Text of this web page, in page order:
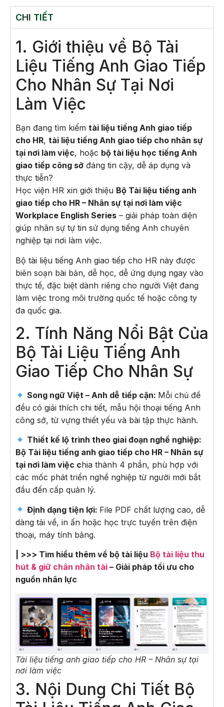
CHI TIẾT
1. Giới thiệu về Bộ Tài
Liệu Tiếng Anh Giao Tiếp
Cho Nhân Sự Tại Nơi
Làm Việc
Bạn đang tìm kiếm tài liệu tiếng Anh giao tiếp
cho HR, tài liệu tiếng Anh giao tiếp cho nhân sự
tại nơi làm việc, hoặc bộ tài liệu học tiếng Anh
giao tiếp công sở đáng tin cậy, dễ áp dụng và
thực tiễn?
Học viện HR xin giới thiệu Bộ Tài liệu tiếng anh
giao tiếp cho HR – Nhân sự tại nơi làm việc
Workplace English Series – giải pháp toàn diện
giúp nhân sự tự tin sử dụng tiếng Anh chuyên
nghiệp tại nơi làm việc.
Bộ tài liệu tiếng Anh giao tiếp cho HR này được
biên soạn bài bản, dễ học, dễ ứng dụng ngay vào
thực tế, đặc biệt dành riêng cho người Việt đang
làm việc trong môi trường quốc tế hoặc công ty
đa quốc gia.
2. Tính Năng Nổi Bật Của
Bộ Tài Liệu Tiếng Anh
Giao Tiếp Cho Nhân Sự
Song ngữ Việt – Anh dễ tiếp cận: Mỗi chủ đề
đều có giải thích chi tiết, mẫu hội thoại tiếng Anh
công sở, từ vựng thiết yếu và bài tập thực hành.
Thiết kế lộ trình theo giai đoạn nghề nghiệp:
Bộ Tài liệu tiếng anh giao tiếp cho HR – Nhân sự
tại nơi làm việc chia thành 4 phần, phù hợp với
các mốc phát triển nghề nghiệp từ người mới bắt
đầu đến cấp quản lý.
Định dạng tiện lợi: File PDF chất lượng cao, dễ
dàng tải về, in ấn hoặc học trực tuyến trên điện
thoại, máy tính bảng.
| >>> Tìm hiểu thêm về bộ tài liệu Bộ tài liệu thu
hút & giữ chân nhân tài – Giải pháp tối ưu cho
nguồn nhân lực
Tài liệu tiếng anh giao tiếp cho HR – Nhân sự tại
nơi làm việc
3. Nội Dung Chi Tiết Bộ